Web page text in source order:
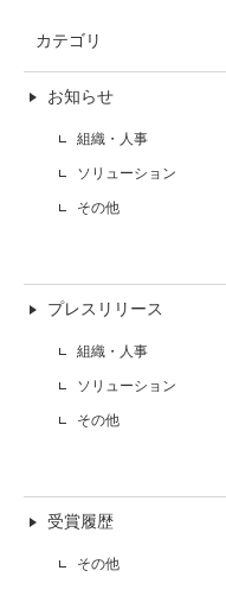
カテゴリ
お知らせ
組織・人事
ソリューション
その他
プレスリリース
組織・人事
ソリューション
その他
受賞履歴
その他